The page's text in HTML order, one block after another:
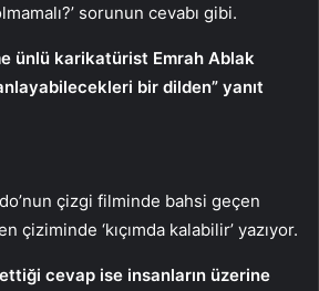
sorunun cevabı gibi.
ünlü karikatürist Emrah Ablak
bir dilden” yanıt
çizgi filminde bahsi geçen
çiziminde ‘kıçımda kalabilir’ yazıyor.
ettiği cevap ise insanların üzerine